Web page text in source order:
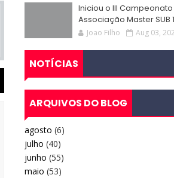
Iniciou o III
Associação Master SUB
Joao Filho Aug 03,
NOTÍCIAS
ARQUIVOS DO BLOG
agosto (6)
julho (40)
junho (55)
maio (53)